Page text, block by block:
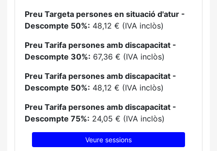
Preu Targeta persones en situació d'atur -
Descompte 50%: 48,12 € (IVA inclòs)
Preu Tarifa persones amb discapacitat -
Descompte 30%: 67,36 € (IVA inclòs)
Preu Tarifa persones amb discapacitat -
Descompte 50%: 48,12 € (IVA inclòs)
Preu Tarifa persones amb discapacitat -
Descompte 75%: 24,05 € (IVA inclòs)
Veure sessions